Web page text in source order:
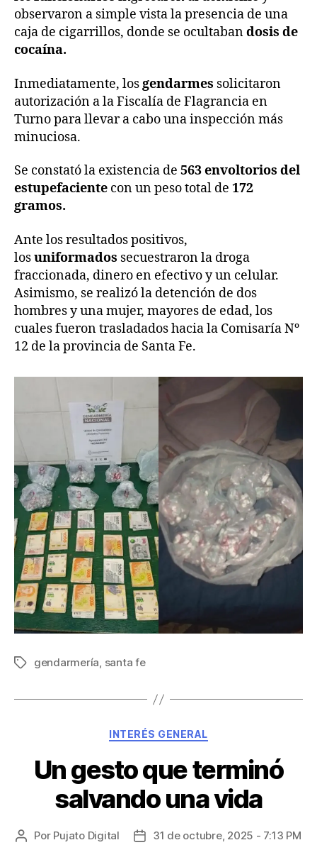
observaron a simple vista la presencia de una
caja de cigarrillos, donde se ocultabandosis de
cocaína.
Inmediatamente, losgendarmes solicitaron
autorización a la Fiscalía de Flagrancia en
Turno para llevar a cabo una inspección más
minuciosa.
Se constató la existencia de 563 envoltorios del
estupefaciente con un peso total de 172
gramos.
Ante los resultados positivos,
losuniformados secuestraron la droga
fraccionada, dinero en efectivo y un celular.
Asimismo, se realizó la detención de dos
hombres y una mujer, mayores de edad, los
cuales fueron trasladados hacia la Comisaría Nº
12 de la provincia de Santa Fe.
gendarmería, santa fe
INTERÉS GENERAL
Un gesto que terminó
salvando una vida
Por Pujato Digital 31 de octubre, 2025 - 7:13 PM